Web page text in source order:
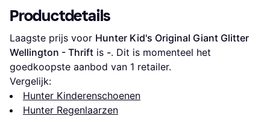
Productdetails
Laagste prijs voor Hunter Kid's Original Giant Glitter
Wellington - Thrift is -. Dit is momenteel het
goedkoopste aanbod van 1 retailer.
Vergelijk:
Hunter Kinderenschoenen
Hunter Regenlaarzen